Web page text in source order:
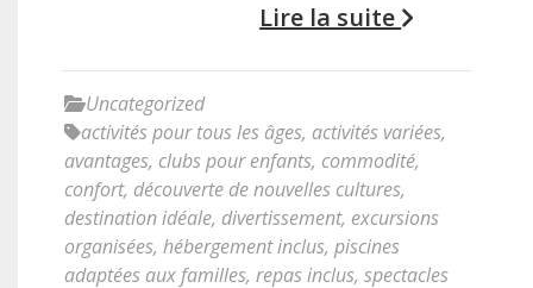
Lire la suite
Uncategorized
activités pour tous les âges, activités variées,
avantages, clubs pour enfants, commodité,
confort, découverte de nouvelles cultures,
destination idéale, divertissement, excursions
organisées, hébergement inclus, piscines
adaptées aux familles, repas inclus, spectacles